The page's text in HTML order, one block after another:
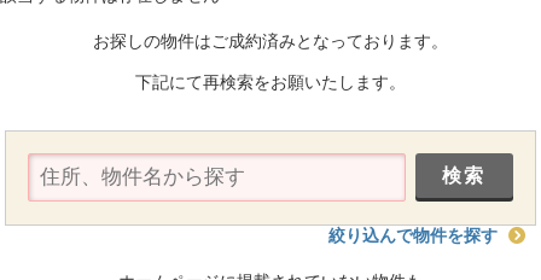
お探しの物件はご成約済みとなっております。
下記にて再検索をお願いたします。
絞り込んで物件を探す